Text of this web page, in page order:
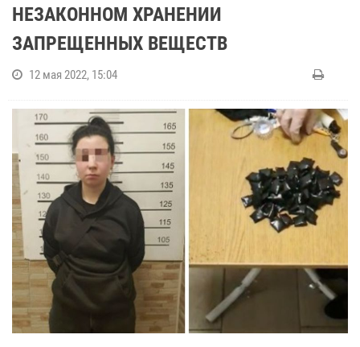
НЕЗАКОННОМ ХРАНЕНИИ
ЗАПРЕЩЕННЫХ ВЕЩЕСТВ
12 мая 2022, 15:04